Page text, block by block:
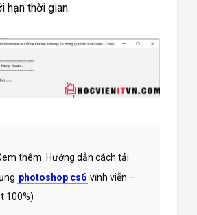
hạn thời gian.
thêm: Hướng dẫn cách tải
photoshop cs6 vĩnh viễn –
100%)